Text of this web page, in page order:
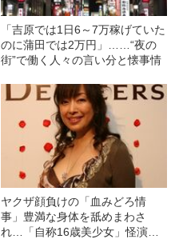
「吉原では1日6～7万稼げていた
のに蒲田では2万円」……“夜の
街”で働く人々の言い分と懐事情
ヤクザ顔負けの「血みどろ情
事」豊満な身体を舐めまわさ
れ…「自称16歳美少女」怪演